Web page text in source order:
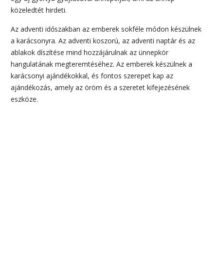
közeledtét hirdeti.
Az adventi időszakban az emberek sokféle módon készülnek
a karácsonyra. Az adventi koszorú, az adventi naptár és az
ablakok díszítése mind hozzájárulnak az ünnepkör
hangulatának megteremtéséhez. Az emberek készülnek a
karácsonyi ajándékokkal, és fontos szerepet kap az
ajándékozás, amely az öröm és a szeretet kifejezésének
eszköze.